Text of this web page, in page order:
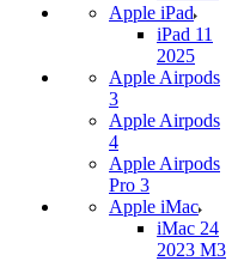
Apple iPad
iPad 11
2025
Apple Airpods
3
Apple Airpods
4
Apple Airpods
Pro 3
Apple iMac
iMac 24
2023 M3